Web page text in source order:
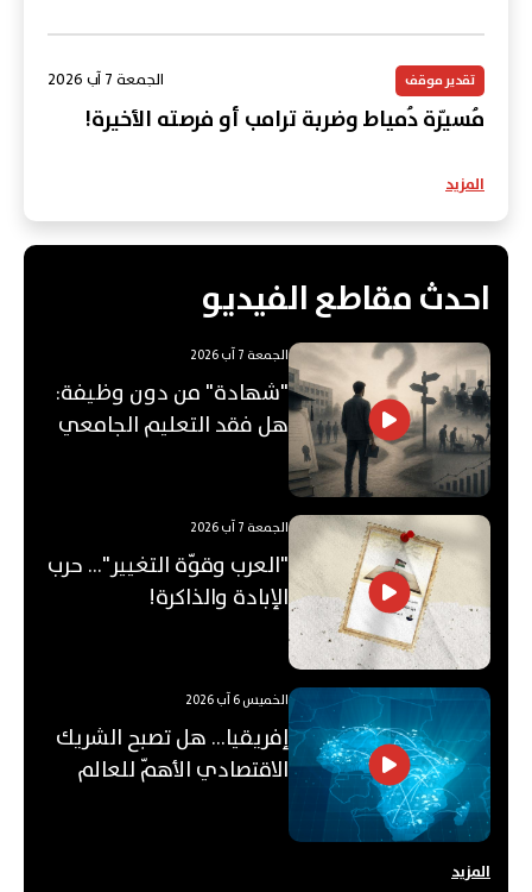
تقدير موقف الجمعة 7 آب 2026
مُسيّرة دُمياط وضربة ترامب أو فرصته الأخيرة!
المزيد
احدث مقاطع الفيديو
الجمعة 7 آب 2026
"شهادة" من دون وظيفة:
هل فقد التعليم الجامعي
الجمعة 7 آب 2026
"العرب وقوّة التغيير"... حرب
الإبادة والذاكرة!
الخميس 6 آب 2026
إفريقيا... هل تصبح الشريك
الاقتصادي الأهمّ للعالم
المزيد